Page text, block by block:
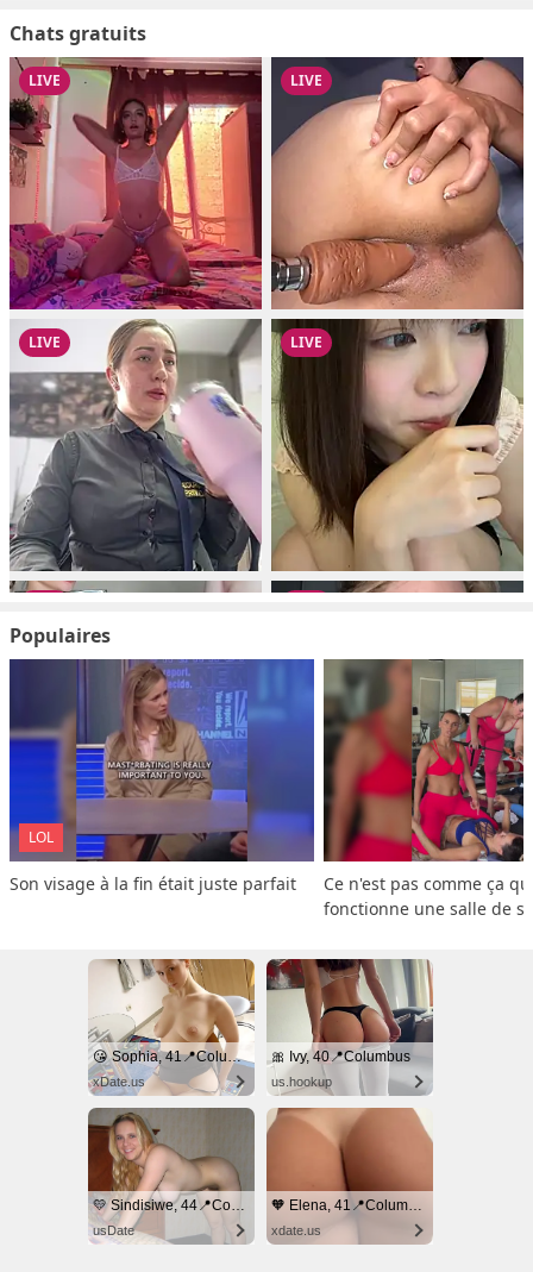
Chats gratuits
Populaires
LOL
Son visage à la fin était juste parfait
Ce n'est pas comme ça
fonctionne une salle de